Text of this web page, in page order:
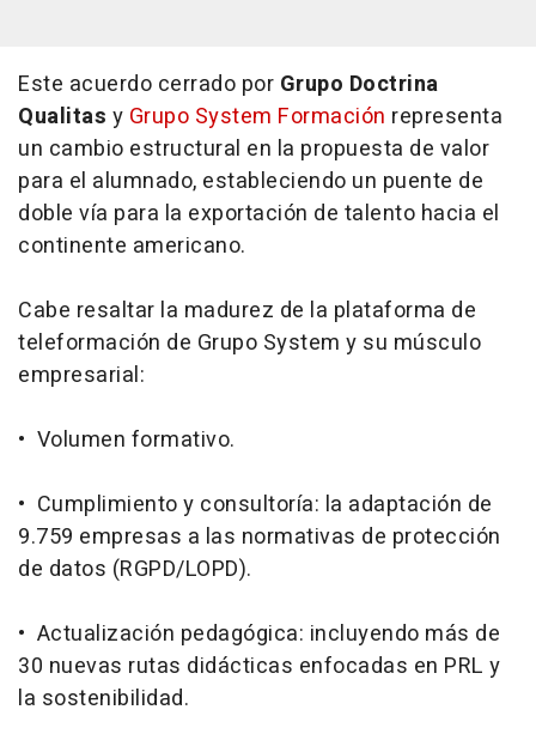
Este acuerdo cerrado por Grupo Doctrina
Qualitas y Grupo System Formación representa
un cambio estructural en la propuesta de valor
para el alumnado, estableciendo un puente de
doble vía para la exportación de talento hacia el
continente americano.
Cabe resaltar la madurez de la plataforma de
teleformación de Grupo System y su músculo
empresarial:
• Volumen formativo.
• Cumplimiento y consultoría: la adaptación de
9.759 empresas a las normativas de protección
de datos (RGPD/LOPD).
• Actualización pedagógica: incluyendo más de
30 nuevas rutas didácticas enfocadas en PRL y
la sostenibilidad.